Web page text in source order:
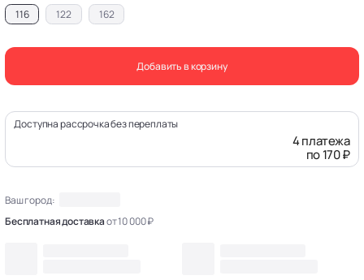
116
122 162
Добавить в корзину
Доступна рассрочка без переплаты
4 платежа
по 170 ₽
Ваш город:
Бесплатная доставкаот 10 000 ₽